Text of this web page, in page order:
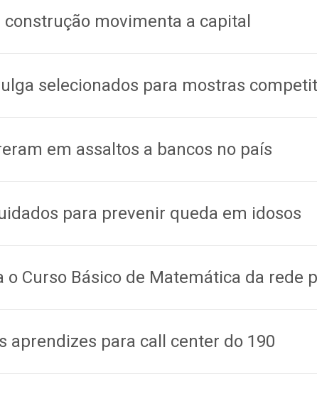
movimenta a capital
selecionados para mostras
em assaltos a bancos no país
para prevenir queda em idosos
Curso Básico de Matemática da rede
aprendizes para call center do 190